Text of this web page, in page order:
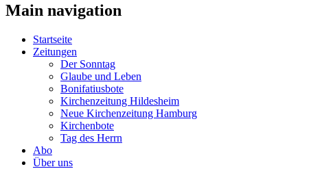
Main navigation
Startseite
Zeitungen
Der Sonntag
Glaube und Leben
Bonifatiusbote
Kirchenzeitung Hildesheim
Neue Kirchenzeitung Hamburg
Kirchenbote
Tag des Herrn
Abo
Über uns